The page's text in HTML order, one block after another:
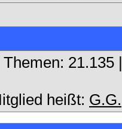
heißt: G.G.